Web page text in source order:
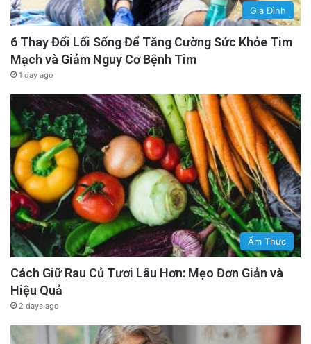
Gia Đình
6 Thay Đổi Lối Sống Để Tăng Cường Sức Khỏe Tim
Mạch và Giảm Nguy Cơ Bệnh Tim
1 day ago
Ẩm Thực
Cách Giữ Rau Củ Tươi Lâu Hơn: Mẹo Đơn Giản và
Hiệu Quả
2 days ago